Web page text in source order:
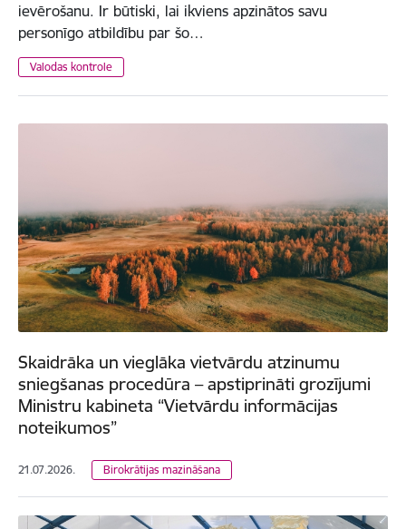
ievērošanu. Ir būtiski, lai ikviens apzinātos savu
personīgo atbildību par šo…
Valodas kontrole
Skaidrāka un vieglāka vietvārdu atzinumu
sniegšanas procedūra – apstiprināti grozījumi
Ministru kabineta “Vietvārdu informācijas
noteikumos”
21.07.2026. Birokrātijas mazināšana